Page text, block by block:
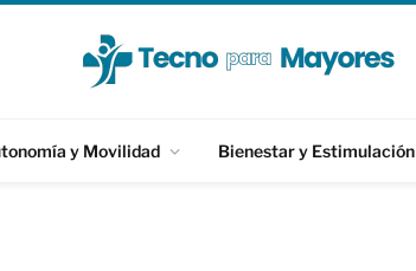
y Movilidad Bienestar y Estimulación